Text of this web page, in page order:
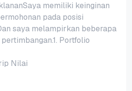
memiliki keinginan
pada posisi
saya melampirkan beberapa
Portfolio
Nilai